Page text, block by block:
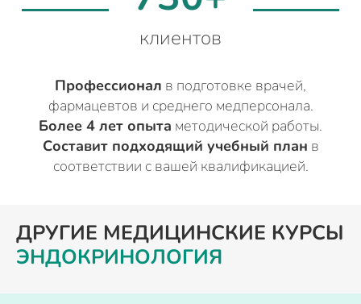
клиентов
Профессионал в подготовке врачей,
фармацевтов и среднего медперсонала.
Более 4 лет опыта методической работы.
Составит подходящий учебный план в
соответствии с вашей квалификацией.
ДРУГИЕ МЕДИЦИНСКИЕ КУРСЫ
ЭНДОКРИНОЛОГИЯ